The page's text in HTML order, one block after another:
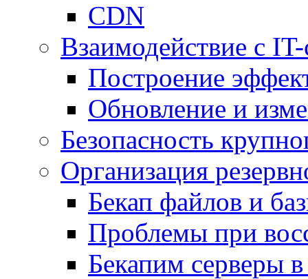
CDN
Взаимодействие с
Построение
Обновление и
Безопасность
Организация
Бекап файлов и
Проблемы при
Бекапим серверы